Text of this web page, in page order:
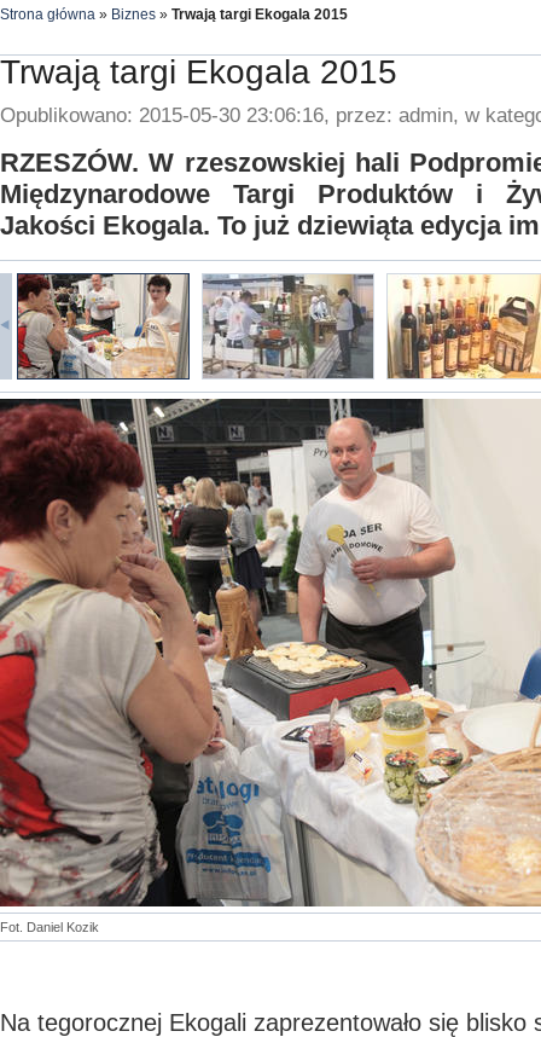
Strona główna » Biznes » Trwają targi Ekogala 2015
Trwają targi Ekogala 2015
Opublikowano: 2015-05-30 23:06:16, przez: admin, w
RZESZÓW. W rzeszowskiej hali
Międzynarodowe Targi Produktów i
Jakości Ekogala. To już dziewiąta edycja
Fot. Daniel Kozik
Na tegorocznej Ekogali zaprezentowało się blisko